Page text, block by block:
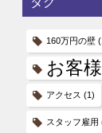
160万円の壁
お客
アクセス (1)
スタッフ雇用